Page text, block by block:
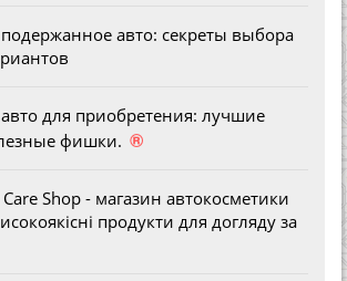
авто: секреты выбора
для приобретения: лучшие
фишки. ®
Shop - магазин автокосметики
продукти для догляду за